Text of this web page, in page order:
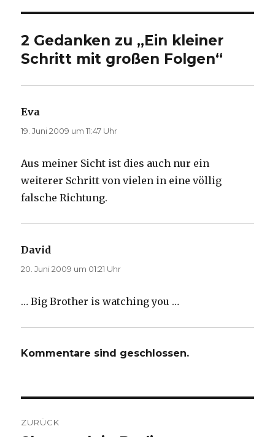
2 Gedanken zu „Ein kleiner
Schritt mit großen Folgen“
Eva
19. Juni 2009 um 11:47 Uhr
Aus meiner Sicht ist dies auch nur ein
weiterer Schritt von vielen in eine völlig
falsche Richtung.
David
20. Juni 2009 um 01:21 Uhr
… Big Brother is watching you …
Kommentare sind geschlossen.
ZURÜCK